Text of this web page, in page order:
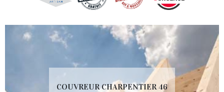
COUVREUR CHARPENTIER 46